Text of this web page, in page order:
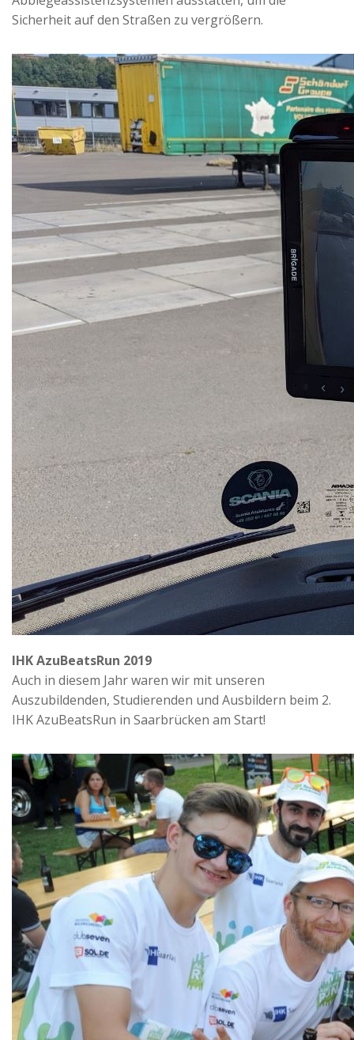
Sicherheit auf den Straßen zu vergrößern.
IHK AzuBeatsRun 2019
Auch in diesem Jahr waren wir mit unseren
Auszubildenden, Studierenden und Ausbildern beim 2.
IHK AzuBeatsRun in Saarbrücken am Start!